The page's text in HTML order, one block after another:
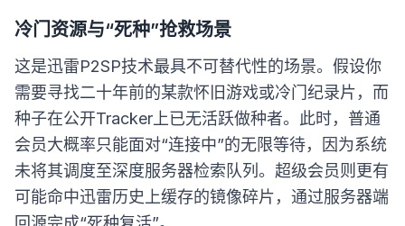
冷门资源与“死种”抢救场景
这是迅雷P2SP技术最具不可替代性的场景。假设你
需要寻找二十年前的某款怀旧游戏或冷门纪录片，而
种子在公开Tracker上已无活跃做种者。此时，普通
会员大概率只能面对“连接中”的无限等待，因为系统
未将其调度至深度服务器检索队列。超级会员则更有
可能命中迅雷历史上缓存的镜像碎片，通过服务器端